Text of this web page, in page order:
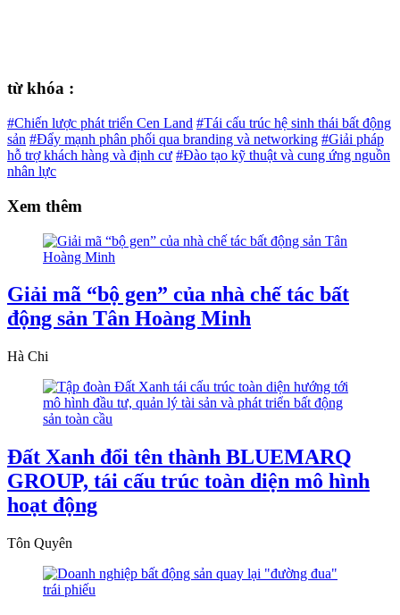
từ khóa :
#Chiến lược phát triển Cen Land #Tái cấu trúc hệ sinh thái bất động
sản #Đẩy mạnh phân phối qua branding và networking #Giải pháp
hỗ trợ khách hàng và định cư #Đào tạo kỹ thuật và cung ứng nguồn
nhân lực
Xem thêm
Giải mã “bộ gen” của nhà chế tác bất
động sản Tân Hoàng Minh
Hà Chi
Đất Xanh đổi tên thành BLUEMARQ
GROUP, tái cấu trúc toàn diện mô hình
hoạt động
Tôn Quyên